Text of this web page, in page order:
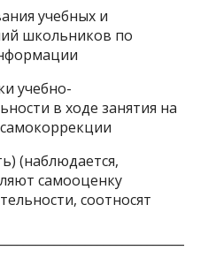
учебных и
школьников по
учебно-
в ходе занятия на
(наблюдается,
самооценку
соотносят